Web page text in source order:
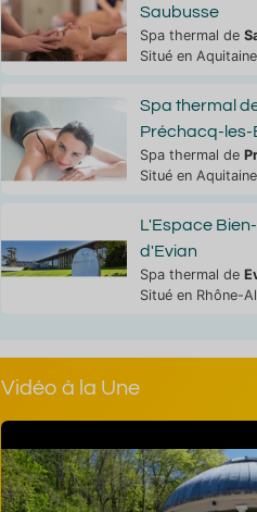
Saubusse
Spa thermal de
Situé en Aquitaine
Spa thermal
Préchacq-les-
Spa thermal de
Situé en Aquitaine
L'Espace
d'Evian
Spa thermal de
Situé en Rhône-
Vidéo à la Une